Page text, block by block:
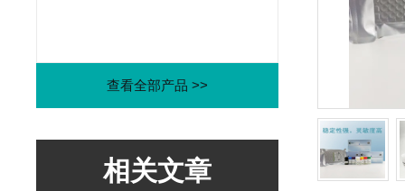
查看全部产品 >>
相关文章